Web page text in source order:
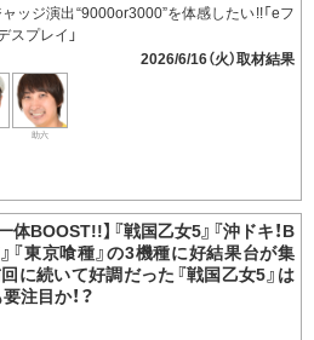
ャッジ演出“9000or3000”を体感したい!!「eフ
スプレイ」
2026/6/16（火）
助六
体BOOST!!】『戦国乙女5』『沖ドキ！B
『東京喰種』の3機種に好結果台が集
回に続いて好調だった『戦国乙女5』は
注目か！？